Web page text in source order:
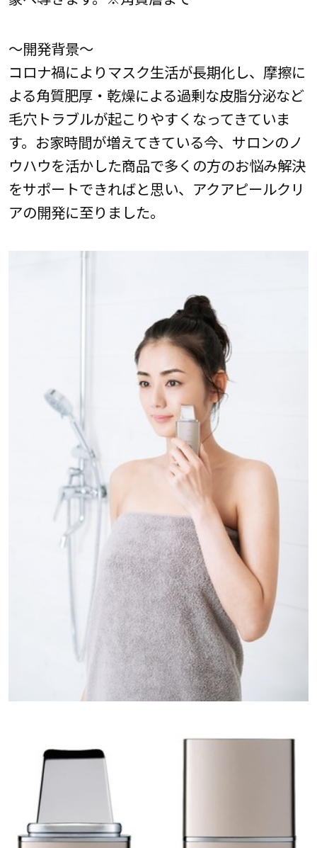
～開発背景～
コロナ禍によりマスク生活が長期化し、摩擦に
よる角質肥厚・乾燥による過剰な皮脂分泌など
毛穴トラブルが起こりやすくなってきていま
す。お家時間が増えてきている今、サロンのノ
ウハウを活かした商品で多くの方のお悩み解決
をサポートできればと思い、アクアピールクリ
アの開発に至りました。